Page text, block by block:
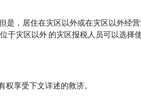
是，居住在灾区以外或在灾区以外经
于灾区以外 的灾区报税人员可以选择
权享受下文详述的救济。